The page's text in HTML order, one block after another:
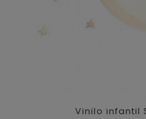
Vinilo infantil